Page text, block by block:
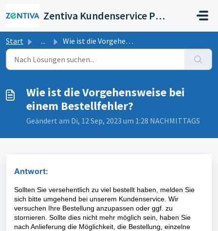
Zentiva Kundenservice Portal
Start ... Wie ist die Vorgehensweise bei einem Bestellfehler?
Wie ist die Vorgehensweise bei
einem Bestellfehler?
Geändert am Di, 12 Sep, 2023 um 1:28 NACHMITTAGS
Antwort:
Sollten Sie versehentlich zu viel bestellt haben, melden Sie
sich bitte umgehend bei unserem Kundenservice. Wir
versuchen Ihre Bestellung anzupassen oder ggf. zu
stornieren. Sollte dies nicht mehr möglich sein, haben Sie
nach Anlieferung die Möglichkeit, die Bestellung, einzelne